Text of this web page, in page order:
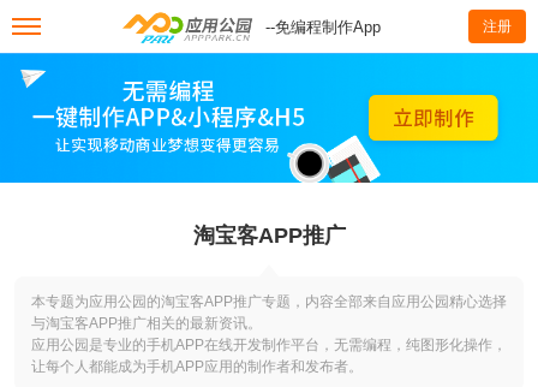
--免编程制作App 注册
淘宝客APP推广
本专题为应用公园的淘宝客APP推广专题，内容全部来自应用公园精心选择
与淘宝客APP推广相关的最新资讯。
应用公园是专业的手机APP在线开发制作平台，无需编程，纯图形化操作，
让每个人都能成为手机APP应用的制作者和发布者。